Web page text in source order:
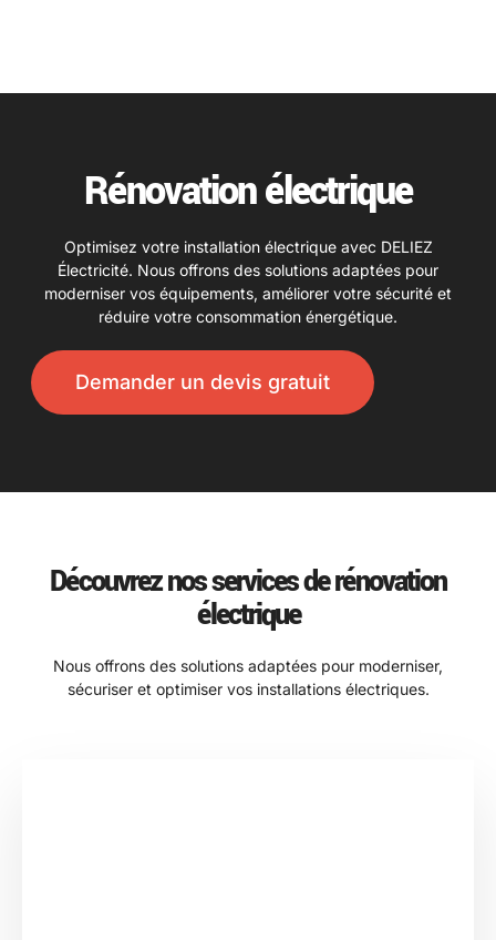
Rénovation électrique
Optimisez votre installation électrique avec DELIEZ
Électricité. Nous offrons des solutions adaptées pour
moderniser vos équipements, améliorer votre sécurité et
réduire votre consommation énergétique.
Demander un devis gratuit
Découvrez nos services de rénovation
électrique
Nous offrons des solutions adaptées pour moderniser,
sécuriser et optimiser vos installations électriques.